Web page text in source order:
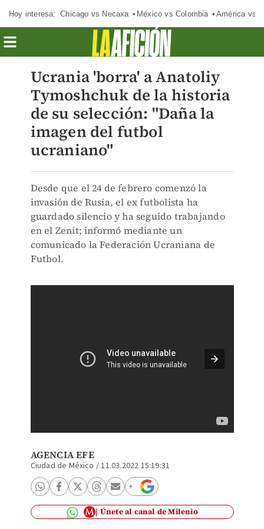
Hoy interesa: Chicago vs Necaxa México vs Colombia América vs
Ucrania 'borra' a Anatoliy
Tymoshchuk de la historia
de su selección: "Daña la
imagen del futbol
ucraniano"
Desde que el 24 de febrero comenzó la
invasión de Rusia, el ex futbolista ha
guardado silencio y ha seguido trabajando
en el Zenit; informó mediante un
comunicado la Federación Ucraniana de
Futbol.
AGENCIA EFE
Ciudad de México /11.03.2022 15:19:31
Únete al canal de Milenio